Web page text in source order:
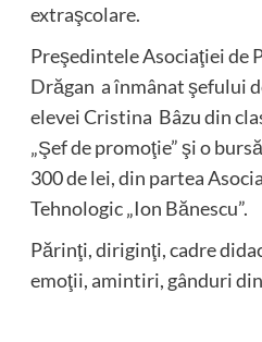
extraşcolare.
Preşedintele Asociaţiei de
Drăgan a înmânat şefului
elevei Cristina Bâzu din
„Şef de promoţie” şi o
300 de lei, din partea
Tehnologic „Ion Bănescu”.
Părinţi, diriginţi, cadre
emoţii, amintiri, gânduri